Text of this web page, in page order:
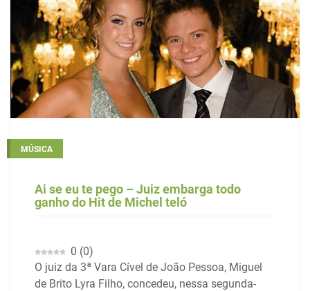
MÚSICA
Ai se eu te pego – Juiz embarga todo
ganho do Hit de Michel teló
0 (0)
O juiz da 3ª Vara Cível de João Pessoa, Miguel
de Brito Lyra Filho, concedeu, nessa segunda-